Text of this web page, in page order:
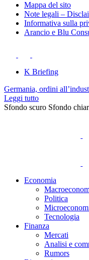
Mappa del sito
Note legali –
Informativa sulla
Arancio e Blu
K Briefing
Germania, ordini
Leggi tutto
Sfondo scuro Sfondo
Economia
Politica
Tecnologia
Finanza
Mercati
Analisi e
Rumors